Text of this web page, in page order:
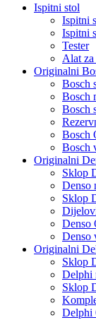
Ispitni stol
Ispitni
Ispitni
Tester
Alat za
Originalni
Bosch
Bosch
Bosch
Bosch
Bosch
Originalni
Sklop
Denso
Sklop
Denso
Denso
Originalni
Sklop
Delphi
Sklop
Delphi